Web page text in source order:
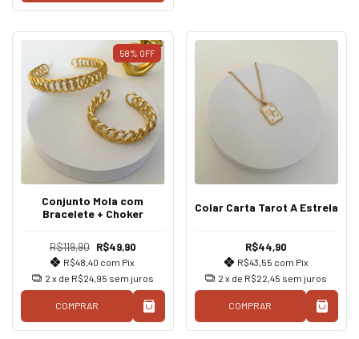
58% OFF
Conjunto Mola com
Bracelete + Choker
R$119,90 R$49,90
R$48,40 com Pix
2 x de R$24,95 sem juros
COMPRAR
Colar Carta Tarot A Estrela
R$44,90
R$43,55 com Pix
2 x de R$22,45 sem juros
COMPRAR